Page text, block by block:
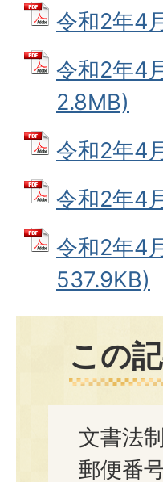
令和2年4
令和2年4
2.8MB)
令和2年4
令和2年4
令和2年4
537.9KB)
この
文書法
郵便番